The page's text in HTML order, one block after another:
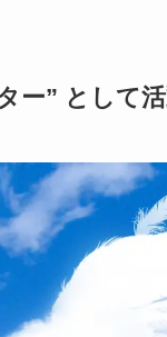
ー” として